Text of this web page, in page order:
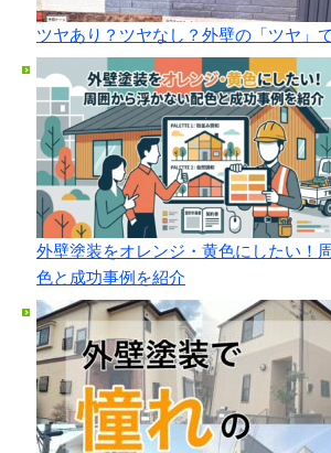
ツヤあり？ツヤなし？外壁の「ツヤ」
外壁塗装をオレンジ・黄色にしたい！
色と成功事例を紹介